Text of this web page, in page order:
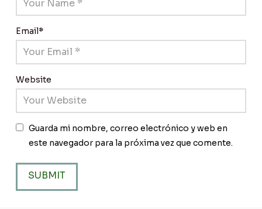
Email*
Website
Guarda mi nombre, correo electrónico y web en
este navegador para la próxima vez que comente.